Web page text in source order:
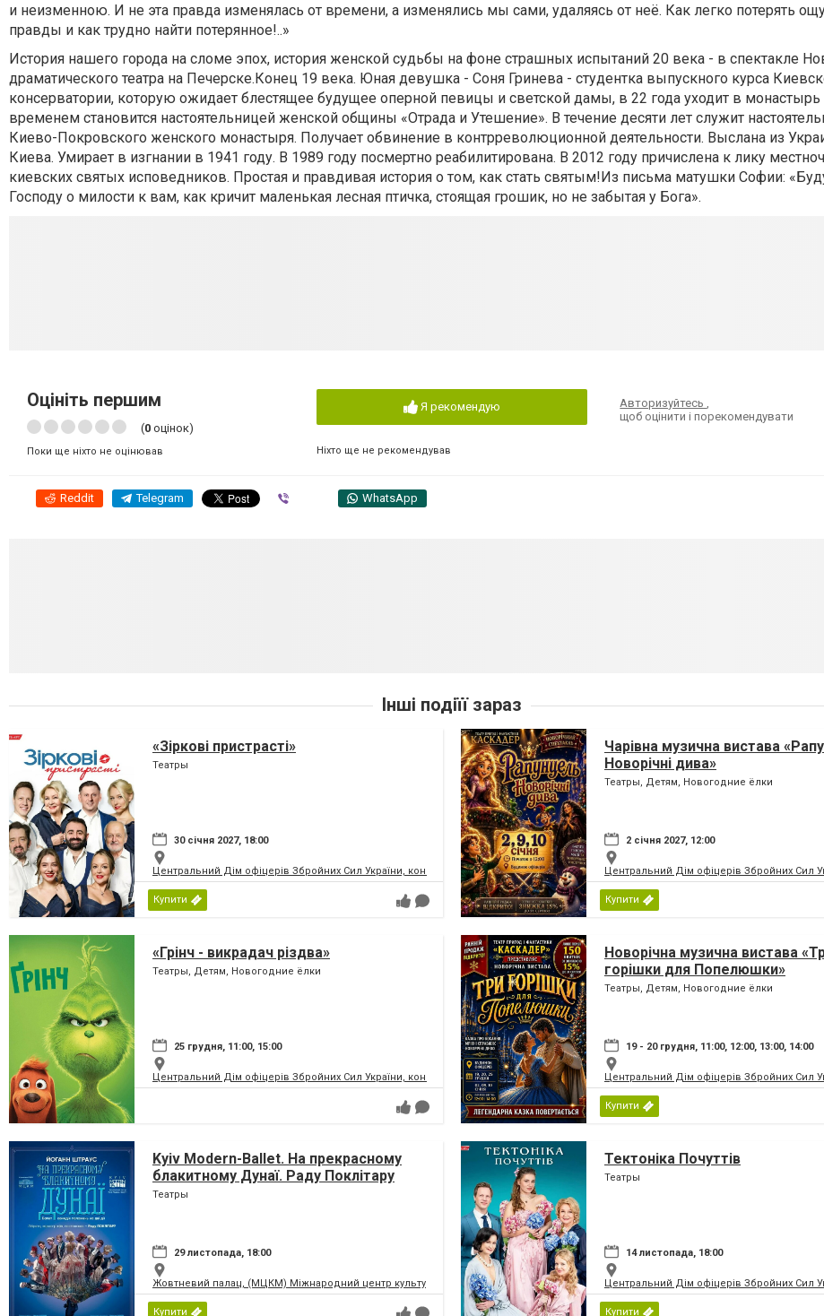
и неизменною. И не эта правда изменялась от времени, а изменялись мы сами, удаляясь от неё. Как легко потерять
правды и как трудно найти потерянное!..»
История нашего города на сломе эпох, история женской судьбы на фоне страшных испытаний 20 века - в спектакле
драматического театра на Печерске.Конец 19 века. Юная девушка - Соня Гринева - студентка выпускного курса
консерватории, которую ожидает блестящее будущее оперной певицы и светской дамы, в 22 года уходит в монастырь
временем становится настоятельницей женской общины «Отрада и Утешение». В течение десяти лет служит
Киево-Покровского женского монастыря. Получает обвинение в контрреволюционной деятельности. Выслана из
Киева. Умирает в изгнании в 1941 году. В 1989 году посмертно реабилитирована. В 2012 году причислена к лику
киевских святых исповедников. Простая и правдивая история о том, как стать святым!Из письма матушки Софии:
Господу о милости к вам, как кричит маленькая лесная птичка, стоящая грошик, но не забытая у Бога».
Оцініть першим
(0 оцінок)
Поки ще ніхто не оцінював
Я рекомендую
Ніхто ще не рекомендував
Авторизуйтесь
щоб оцінити і порекомендувати
Reddit Telegram WhatsApp
Інші подіїї зараз
«Зіркові пристрасті»
Театры
30 січня 2027, 18:00
Центральний Дім офіцерів Збройних Сил України, концертний зал
Купити
Чарівна музична вистава
Новорічні дива»
Театры, Детям, Новогодние ёлки
2 січня 2027, 12:00
Центральний Дім офіцерів Збройних Сил
Купити
«Грінч - викрадач різдва»
Театры, Детям, Новогодние ёлки
25 грудня, 11:00, 15:00
Центральний Дім офіцерів Збройних Сил України, концертний зал
Новорічна музична вистава
горішки для Попелюшки»
Театры, Детям, Новогодние ёлки
19 - 20 грудня, 11:00, 12:00, 13:00, 14:00
Центральний Дім офіцерів Збройних Сил
Купити
Kyiv Modern-Ballet. На прекрасному
блакитному Дунаї. Раду Поклітару
Театры
29 листопада, 18:00
Жовтневий палац, (МЦКМ) Міжнародний центр культури і мистецтв Федерації профспілок України
Купити
Тектоніка Почуттів
Театры
14 листопада, 18:00
Центральний Дім офіцерів Збройних Сил
Купити